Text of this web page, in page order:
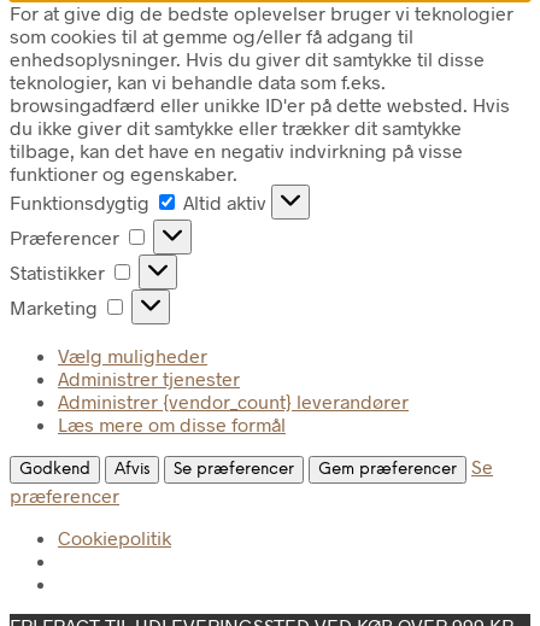
For at give dig de bedste oplevelser bruger vi teknologier
som cookies til at gemme og/eller få adgang til
enhedsoplysninger. Hvis du giver dit samtykke til disse
teknologier, kan vi behandle data som f.eks.
browsingadfærd eller unikke ID'er på dette websted. Hvis
du ikke giver dit samtykke eller trækker dit samtykke
tilbage, kan det have en negativ indvirkning på visse
funktioner og egenskaber.
Funktionsdygtig
Funktionsdygtig
Altid aktiv
Præferencer
Præferencer
Statistikker Statistikker
Marketing Marketing
Vælg muligheder
Administrer tjenester
Administrer {vendor_count} leverandører
Læs mere om disse formål
Godkend Afvis Se præferencer Gem præferencer
Se
præferencer
Cookiepolitik